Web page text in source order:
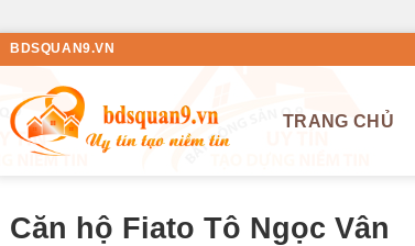
Bỏ
dung
BDSQUAN9.VN
TRANG CHỦ
Căn hộ Fiato Tô Ngọc Vân